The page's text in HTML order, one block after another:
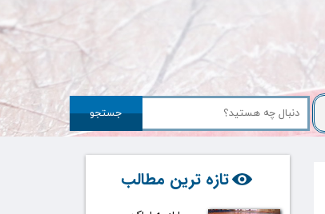
جستجو
تازه ترین مطالب